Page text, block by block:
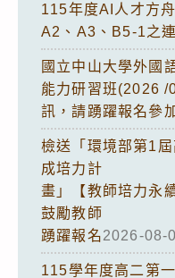
115年度AI人才方
A2、A3、B5-1之
國立中山大學外國
能力研習班(2026
訊，請踴躍報名參
檢送「環境部第1
成培力計
畫」【教師培力永
鼓勵教師
踴躍報名2026-08-
115學年度高二第